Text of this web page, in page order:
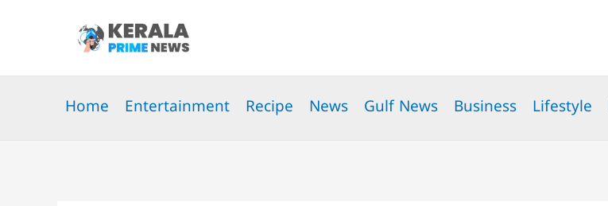
Home Entertainment Recipe News Gulf News Business Lifestyle